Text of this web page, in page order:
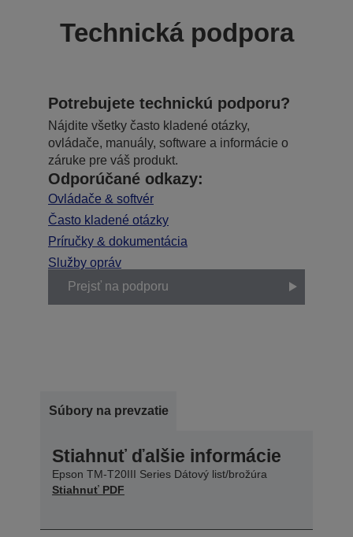
Technická podpora
Potrebujete technickú podporu?
Nájdite všetky často kladené otázky,
ovládače, manuály, software a informácie o
záruke pre váš produkt.
Odporúčané odkazy:
Ovládače & softvér
Často kladené otázky
Príručky & dokumentácia
Služby opráv
Prejsť na podporu
Súbory na prevzatie
Stiahnuť ďalšie informácie
Epson TM-T20III Series Dátový list/brožúra
Stiahnuť PDF